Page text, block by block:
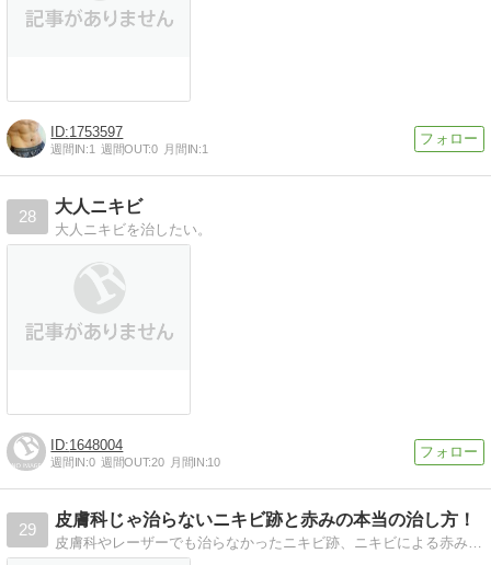
1753597
週間IN:1 週間OUT:0 月間IN:1
28
大人ニキビ
大人ニキビを治したい。
1648004
週間IN:0 週間OUT:20 月間IN:10
29
皮膚科じゃ治らないニキビ跡と赤みの本当の治し方！
皮膚科やレーザーでも治らなかったニキビ跡、ニキビによる赤みの本当の治し方に関するブログです